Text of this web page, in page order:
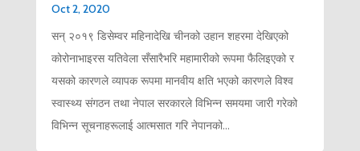
Oct 2, 2020
सन् २०१९ डिसेम्वर महिनादेखि चीनको उहान शहरमा देखिएको
कोरोनाभाइरस यतिवेला सँसारैभरि महामारीको रूपमा फैलिइएको र
यसको कारणले व्यापक रूपमा मानवीय क्षति भएको कारणले विश्व
स्वास्थ्य संगठन तथा नेपाल सरकारले विभिन्न समयमा जारी गरेको
विभिन्न सूचनाहरूलाई आत्मसात गरि नेपानको...